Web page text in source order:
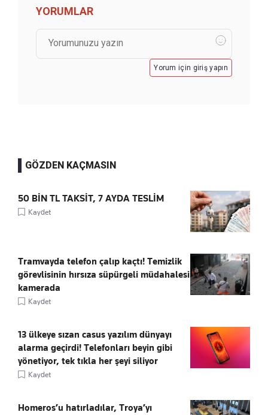
YORUMLAR
Yorum için giriş yapın
GÖZDEN KAÇMASIN
50 BİN TL TAKSİT, 7 AYDA TESLİM
Kaydet
Tramvayda telefon çalıp kaçtı! Temizlik
görevlisinin hırsıza süpürgeli müdahalesi
kamerada
Kaydet
13 ülkeye sızan casus yazılım dünyayı
alarma geçirdi! Telefonları beyin gibi
yönetiyor, tek tıkla her şeyi siliyor
Kaydet
Homeros’u hatırladılar, Troya’yı